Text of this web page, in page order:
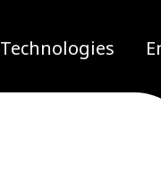
Technologies